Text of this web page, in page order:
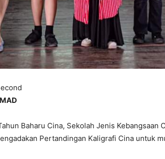
Baharu Cina, Sekolah Jenis Kebangsaan
Pertandingan Kaligrafi Cina untuk